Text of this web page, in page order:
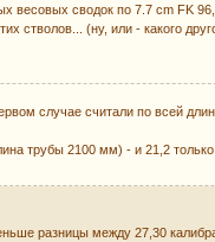
весовых сводок по 7.7 cm FK
стволов... (ну, или - какого
случае считали по всей
трубы 2100 мм) - и 21,2 только
разницы между 27,30